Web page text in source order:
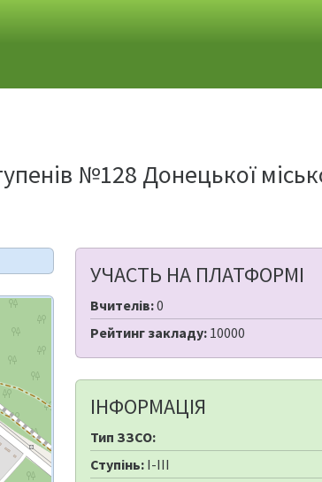
№128 Донецької
УЧАСТЬ НА ПЛАТФОРМІ
Вчителів:0
Рейтинг закладу: 10000
ІНФОРМАЦІЯ
Тип ЗЗСО:
Ступінь: I-III